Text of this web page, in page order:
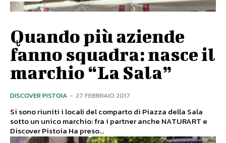
Quando più aziende
fanno squadra: nasce il
marchio “La Sala”
DISCOVER PISTOIA - 27 FEBBRAIO 2017
Si sono riuniti i locali del comparto di Piazza della Sala
sotto un unico marchio: fra i partner anche NATURART e
Discover Pistoia Ha preso...